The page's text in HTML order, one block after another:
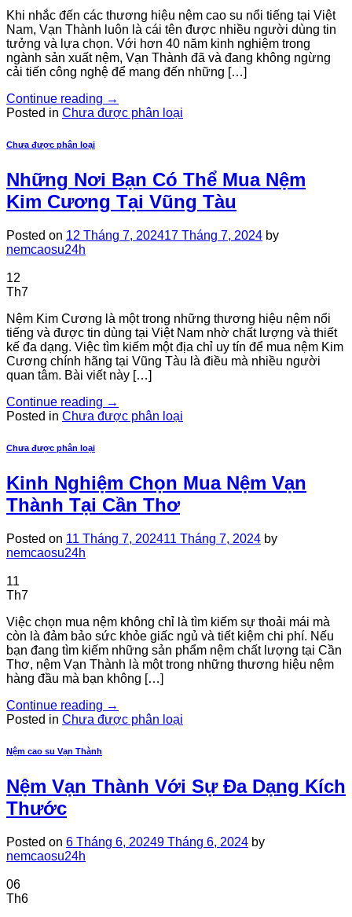
Khi nhắc đến các thương hiệu nệm cao su nổi tiếng tại Việt
Nam, Vạn Thành luôn là cái tên được nhiều người dùng tin
tưởng và lựa chọn. Với hơn 40 năm kinh nghiệm trong
ngành sản xuất nệm, Vạn Thành đã và đang không ngừng
cải tiến công nghệ để mang đến những […]
Continue reading →
Posted in Chưa được phân loại
Chưa được phân loại
Những Nơi Bạn Có Thể Mua Nệm
Kim Cương Tại Vũng Tàu
Posted on 12 Tháng 7, 202417 Tháng 7, 2024 by
nemcaosu24h
12
Th7
Nệm Kim Cương là một trong những thương hiệu nệm nổi
tiếng và được tin dùng tại Việt Nam nhờ chất lượng và thiết
kế đa dạng. Việc tìm kiếm một địa chỉ uy tín để mua nệm Kim
Cương chính hãng tại Vũng Tàu là điều mà nhiều người
quan tâm. Bài viết này […]
Continue reading →
Posted in Chưa được phân loại
Chưa được phân loại
Kinh Nghiệm Chọn Mua Nệm Vạn
Thành Tại Cần Thơ
Posted on 11 Tháng 7, 202411 Tháng 7, 2024 by
nemcaosu24h
11
Th7
Việc chọn mua nệm không chỉ là tìm kiếm sự thoải mái mà
còn là đảm bảo sức khỏe giấc ngủ và tiết kiệm chi phí. Nếu
bạn đang tìm kiếm những sản phẩm nệm chất lượng tại Cần
Thơ, nệm Vạn Thành là một trong những thương hiệu nệm
hàng đầu mà bạn không […]
Continue reading →
Posted in Chưa được phân loại
Nệm cao su Vạn Thành
Nệm Vạn Thành Với Sự Đa Dạng Kích
Thước
Posted on 6 Tháng 6, 20249 Tháng 6, 2024 by
nemcaosu24h
06
Th6